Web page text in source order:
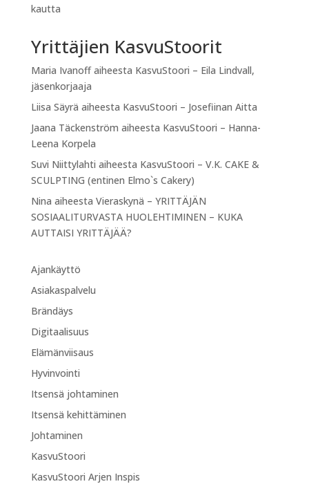
kautta
Yrittäjien KasvuStoorit
Maria Ivanoffaiheesta KasvuStoori – Eila Lindvall,
jäsenkorjaaja
Liisa Säyrä aiheesta KasvuStoori – Josefiinan Aitta
Jaana Täckenström aiheesta KasvuStoori – Hanna-
Leena Korpela
Suvi Niittylahti aiheesta KasvuStoori – V.K. CAKE &
SCULPTING (entinen Elmo`s Cakery)
Nina aiheesta Vieraskynä – YRITTÄJÄN
SOSIAALITURVASTA HUOLEHTIMINEN – KUKA
AUTTAISI YRITTÄJÄÄ?
Ajankäyttö
Asiakaspalvelu
Brändäys
Digitaalisuus
Elämänviisaus
Hyvinvointi
Itsensä johtaminen
Itsensä kehittäminen
Johtaminen
KasvuStoori
KasvuStoori Arjen Inspis